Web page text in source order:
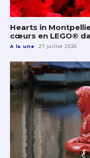
Hearts in
cœurs en LEGO®
A la une 27 juillet 2026